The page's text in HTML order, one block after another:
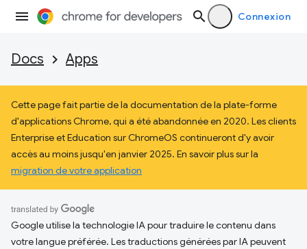
Connexion
Docs Apps
Cette page fait partie de la documentation de la plate-forme
d'applications Chrome, qui a été abandonnée en 2020. Les clients
Enterprise et Education sur ChromeOS continueront d'y avoir
accès au moins jusqu'en janvier 2025. En savoir plus sur la
migration de votre application
Google utilise la technologie IA pour traduire le contenu dans
votre langue préférée. Les traductions générées par IA peuvent